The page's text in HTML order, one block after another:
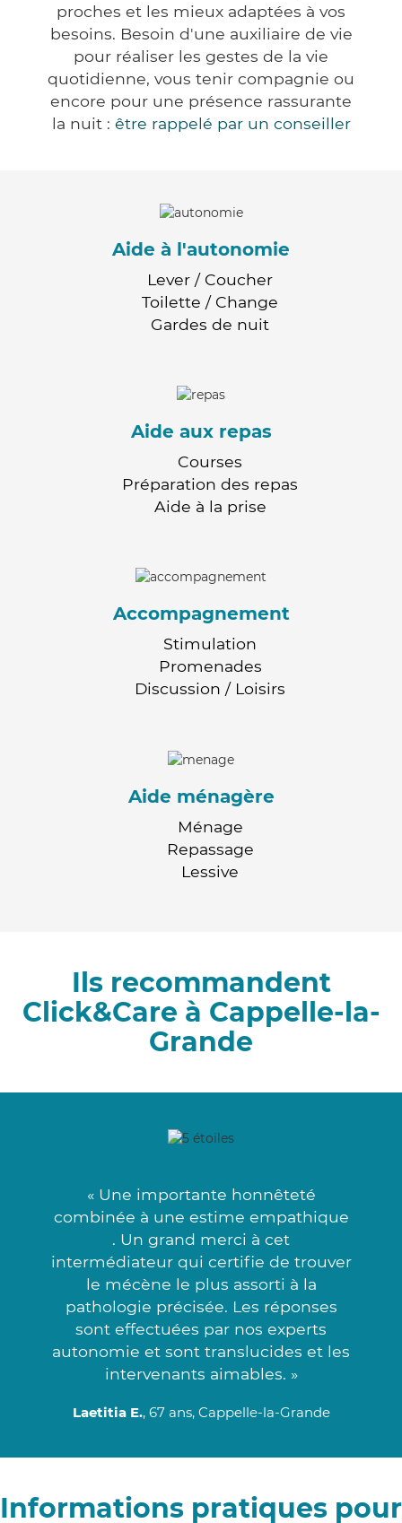
proches et les mieux adaptées à vos
besoins. Besoin d'une auxiliaire de vie
pour réaliser les gestes de la vie
quotidienne, vous tenir compagnie ou
encore pour une présence rassurante
la nuit : être rappelé par un conseiller
Aide à l'autonomie
Lever / Coucher
Toilette / Change
Gardes de nuit
Aide aux repas
Courses
Préparation des repas
Aide à la prise
Accompagnement
Stimulation
Promenades
Discussion / Loisirs
Aide ménagère
Ménage
Repassage
Lessive
Ils recommandent
Click&Care à Cappelle-la-
Grande
« Une importante honnêteté
combinée à une estime empathique
. Un grand merci à cet
intermédiateur qui certifie de trouver
le mécène le plus assorti à la
pathologie précisée. Les réponses
sont effectuées par nos experts
autonomie et sont translucides et les
intervenants aimables. »
Laetitia E., 67 ans, Cappelle-la-Grande
Informations pratiques pour